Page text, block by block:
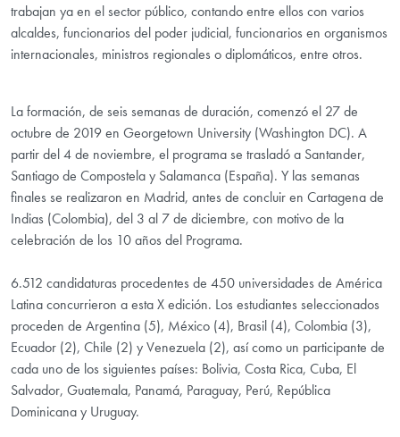
trabajan ya en el sector público, contando entre ellos con varios
alcaldes, funcionarios del poder judicial, funcionarios en organismos
internacionales, ministros regionales o diplomáticos, entre otros.
La formación, de seis semanas de duración, comenzó el 27 de
octubre de 2019 en Georgetown University (Washington DC). A
partir del 4 de noviembre, el programa se trasladó a Santander,
Santiago de Compostela y Salamanca (España). Y las semanas
finales se realizaron en Madrid, antes de concluir en Cartagena de
Indias (Colombia), del 3 al 7 de diciembre, con motivo de la
celebración de los 10 años del Programa.
6.512 candidaturas procedentes de 450 universidades de América
Latina concurrieron a esta X edición. Los estudiantes seleccionados
proceden de Argentina (5), México (4), Brasil (4), Colombia (3),
Ecuador (2), Chile (2) y Venezuela (2), así como un participante de
cada uno de los siguientes países: Bolivia, Costa Rica, Cuba, El
Salvador, Guatemala, Panamá, Paraguay, Perú, República
Dominicana y Uruguay.